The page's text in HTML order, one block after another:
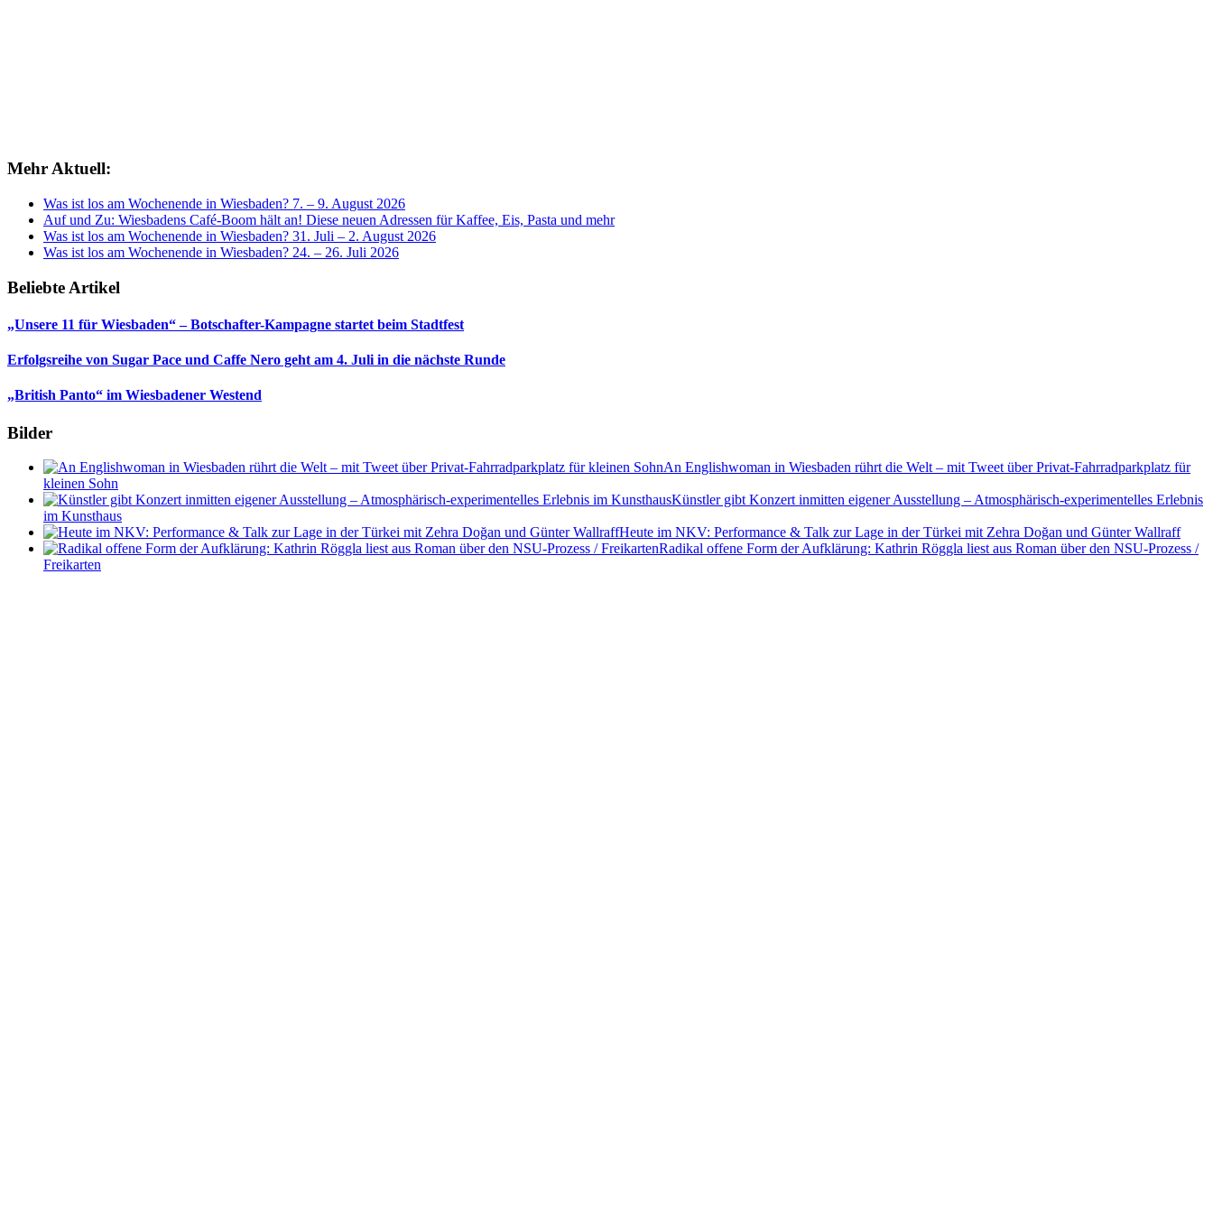
Mehr Aktuell:
Was ist los am Wochenende in Wiesbaden? 7. – 9. August 2026
Auf und Zu: Wiesbadens Café-Boom hält an! Diese neuen Adressen für Kaffee, Eis, Pasta und mehr
Was ist los am Wochenende in Wiesbaden? 31. Juli – 2. August 2026
Was ist los am Wochenende in Wiesbaden? 24. – 26. Juli 2026
Beliebte Artikel
„Unsere 11 für Wiesbaden“ – Botschafter-Kampagne startet beim Stadtfest
Erfolgsreihe von Sugar Pace und Caffe Nero geht am 4. Juli in die nächste Runde
„British Panto“ im Wiesbadener Westend
Bilder
An Englishwoman in Wiesbaden rührt die Welt – mit Tweet über Privat-Fahrradparkplatz für
kleinen Sohn
Künstler gibt Konzert inmitten eigener Ausstellung – Atmosphärisch-experimentelles Erlebnis
im Kunsthaus
Heute im NKV: Performance & Talk zur Lage in der Türkei mit Zehra Doğan und Günter Wallraff
Radikal offene Form der Aufklärung: Kathrin Röggla liest aus Roman über den NSU-Prozess /
Freikarten